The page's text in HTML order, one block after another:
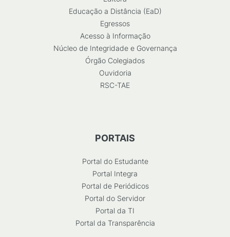
Educação a Distância (EaD)
Egressos
Acesso à Informação
Núcleo de Integridade e Governança
Órgão Colegiados
Ouvidoria
RSC-TAE
PORTAIS
Portal do Estudante
Portal Integra
Portal de Periódicos
Portal do Servidor
Portal da TI
Portal da Transparência